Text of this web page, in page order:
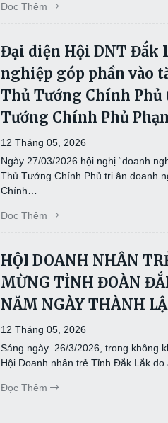
Đọc Thêm
Đại diện Hội DNT Đắk
nghiệp góp phần vào
Thủ Tướng Chính
Tướng Chính Phủ
12 Tháng 05, 2026
Ngày 27/03/2026 hội nghị “doanh
Thủ Tướng Chính Phủ tri ân doanh
Chính…
Đọc Thêm
HỘI DOANH NHÂN
MỪNG TỈNH ĐOÀN
NĂM NGÀY THÀNH
12 Tháng 05, 2026
Sáng ngày 26/3/2026, trong không
Hội Doanh nhân trẻ Tỉnh Đắk Lắk
Đọc Thêm